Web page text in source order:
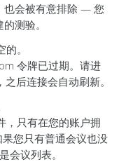
也会被有意排除 — 您
测验。
。
令牌已过期。请进
后连接会自动刷新。
，只有在您的账户拥
您只有普通会议也没
会议列表。